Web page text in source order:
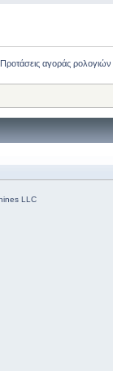
Προτάσεις αγοράς ρολογιών
LLC